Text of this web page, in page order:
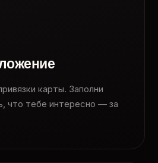
карты. Заполни
что тебе интересно — за